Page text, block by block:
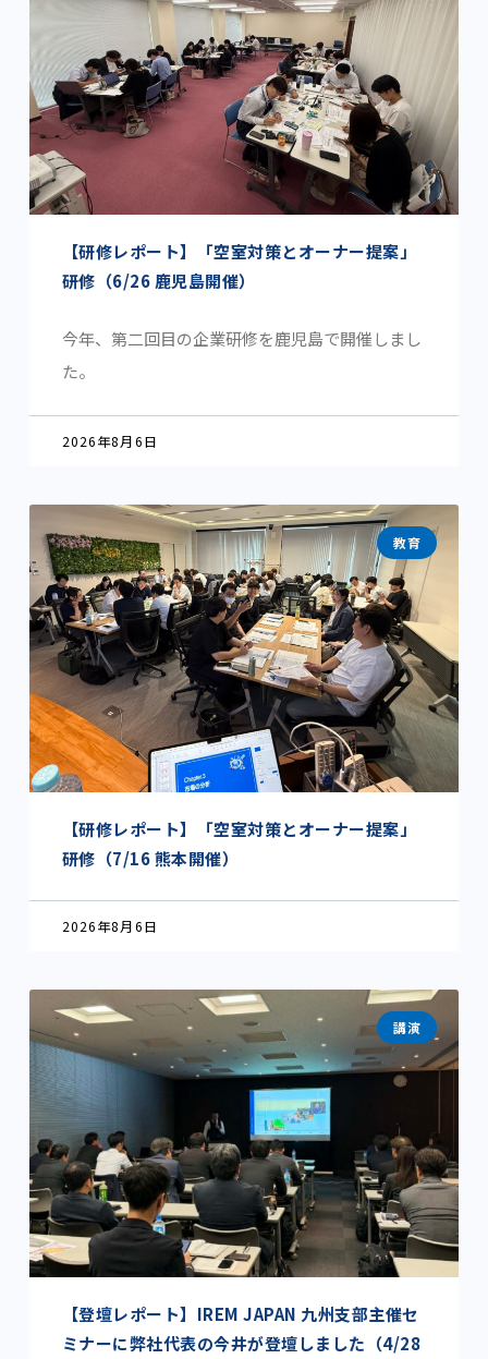
【研修レポート】「空室対策とオーナー提案」
研修（6/26 鹿児島開催）
今年、第二回目の企業研修を鹿児島で開催しまし
た。
2026年8月6日
教育
【研修レポート】「空室対策とオーナー提案」
研修（7/16 熊本開催）
2026年8月6日
講演
【登壇レポート】IREM JAPAN 九州支部主催セ
ミナーに弊社代表の今井が登壇しました（4/28